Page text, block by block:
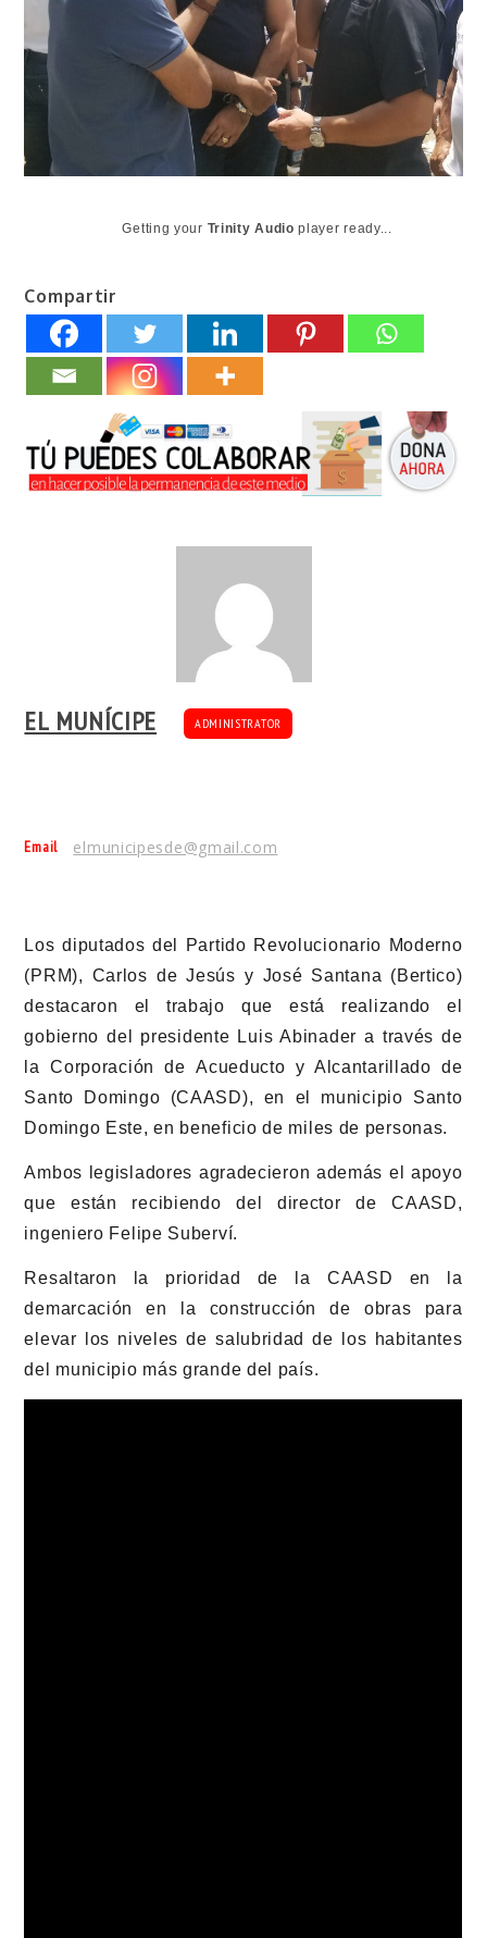
Getting your Trinity Audio player ready...
Compartir
EL MUNÍCIPE ADMINISTRATOR
Email elmunicipesde@gmail.com
Los diputados del Partido Revolucionario Moderno
(PRM), Carlos de Jesús y José Santana (Bertico)
destacaron el trabajo que está realizando el
gobierno del presidente Luis Abinader a través de
la Corporación de Acueducto y Alcantarillado de
Santo Domingo (CAASD), en el municipio Santo
Domingo Este, en beneficio de miles de personas.
Ambos legisladores agradecieron además el apoyo
que están recibiendo del director de CAASD,
ingeniero Felipe Suberví.
Resaltaron la prioridad de la CAASD en la
demarcación en la construcción de obras para
elevar los niveles de salubridad de los habitantes
del municipio más grande del país.